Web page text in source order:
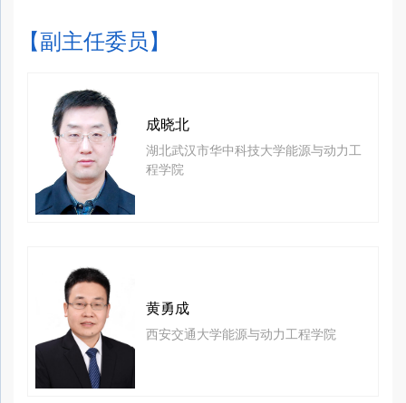
【副主任委员】
成晓北
湖北武汉市华中科技大学能源与动力工
程学院
黄勇成
西安交通大学能源与动力工程学院